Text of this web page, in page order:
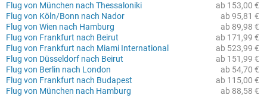
ab 153,00 €
Flug von München nach Thessaloniki
ab 95,81 €
Flug von Köln/Bonn nach Nador
ab 89,98 €
Flug von Wien nach Hamburg
ab 171,99 €
Flug von Frankfurt nach Beirut
ab 523,99 €
Flug von Frankfurt nach Miami International
ab 151,99 €
Flug von Düsseldorf nach Beirut
ab 54,70 €
Flug von Berlin nach London
ab 115,00 €
Flug von Frankfurt nach Budapest
ab 88,58 €
Flug von München nach Hamburg